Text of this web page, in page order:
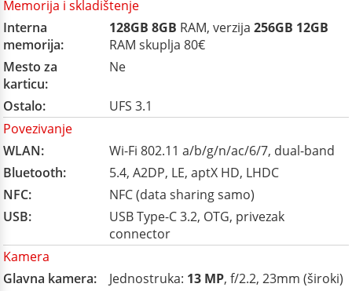
Memorija i skladištenje
Interna
memorija:
128GB 8GB RAM, verzija 256GB 12GB
RAM skuplja 80€
Mesto za
karticu:
Ne
Ostalo:
UFS 3.1
Povezivanje
WLAN:
Wi-Fi 802.11 a/b/g/n/ac/6/7, dual-band
Bluetooth:
5.4, A2DP, LE, aptX HD, LHDC
NFC:
NFC (data sharing samo)
USB:
USB Type-C 3.2, OTG, privezak
connector
Kamera
Glavna kamera:
Jednostruka: 13 MP, f/2.2, 23mm (široki)